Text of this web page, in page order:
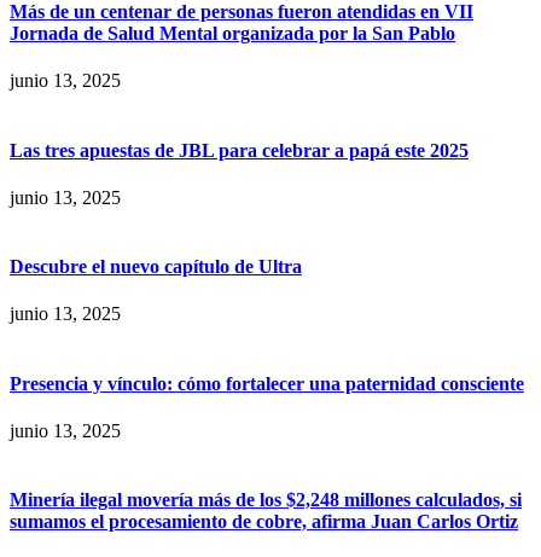
Más de un centenar de personas fueron atendidas en VII
Jornada de Salud Mental organizada por la San Pablo
junio 13, 2025
Las tres apuestas de JBL para celebrar a papá este 2025
junio 13, 2025
Descubre el nuevo capítulo de Ultra
junio 13, 2025
Presencia y vínculo: cómo fortalecer una paternidad consciente
junio 13, 2025
Minería ilegal movería más de los $2,248 millones calculados, si
sumamos el procesamiento de cobre, afirma Juan Carlos Ortiz